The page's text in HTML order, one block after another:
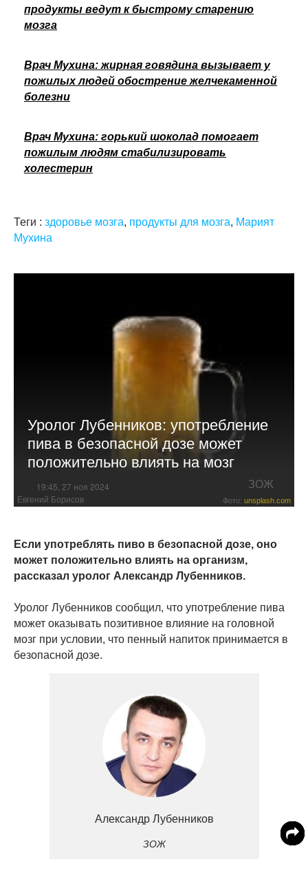
продукты ведут к быстрому старению
мозга
Врач Мухина: жирная говядина вызывает у
пожилых людей обострение желчекаменной
болезни
Врач Мухина: горький шоколад помогает
пожилым людям стабилизировать
холестерин
Теги : здоровье мозга, продукты для мозга, Марият
Мухина
Уролог Лубенников: употребление
пива в безопасной дозе может
положительно влиять на мозг
19:45, 27 ноя 2024 ЗОЖ
Евгений Борисов Фото: unsplash.com
Если употреблять пиво в безопасной дозе, оно
может положительно влиять на организм,
рассказал уролог Александр Лубенников.
Уролог Лубенников сообщил, что употребление пива
может оказывать позитивное влияние на головной
мозг при условии, что пенный напиток принимается в
безопасной дозе.
Александр Лубенников
ЗОЖ